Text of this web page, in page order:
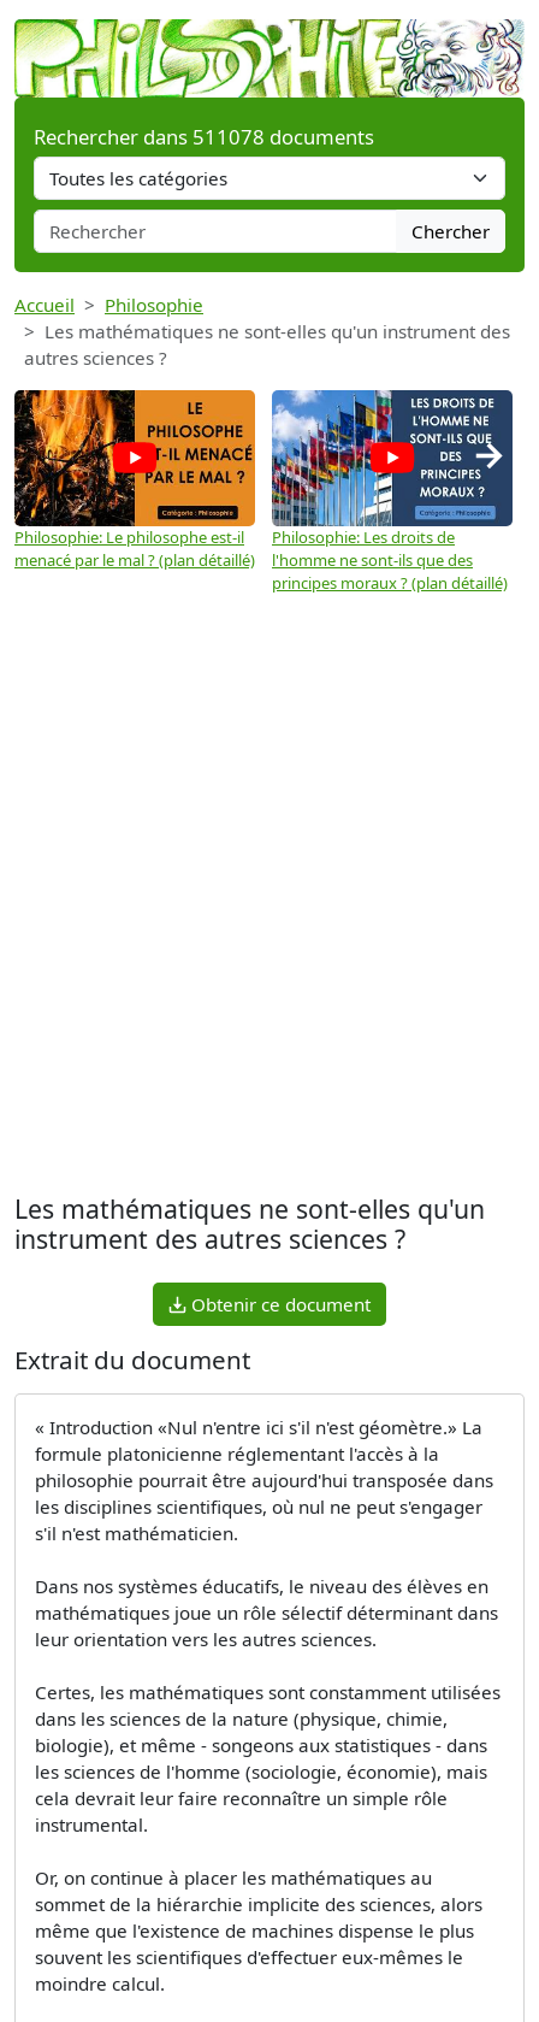
Rechercher dans 511078 documents
Chercher
Accueil
Philosophie
Les mathématiques ne sont-elles qu'un instrument des
autres sciences ?
Philosophie: Le philosophe est-il
menacé par le mal ? (plan détaillé)
Philosophie: Les droits de
l'homme ne sont-ils que des
principes moraux ? (plan détaillé)
→
Les mathématiques ne sont-elles qu'un
instrument des autres sciences ?
Obtenir ce document
Extrait du document
« Introduction «Nul n'entre ici s'il n'est géomètre.» La
formule platonicienne réglementant l'accès à la
philosophie pourrait être aujourd'hui transposée dans
les disciplines scientifiques, où nul ne peut s'engager
s'il n'est mathématicien.
Dans nos systèmes éducatifs, le niveau des élèves en
mathématiques joue un rôle sélectif déterminant dans
leur orientation vers les autres sciences.
Certes, les mathématiques sont constamment utilisées
dans les sciences de la nature (physique, chimie,
biologie), et même - songeons aux statistiques - dans
les sciences de l'homme (sociologie, économie), mais
cela devrait leur faire reconnaître un simple rôle
instrumental.
Or, on continue à placer les mathématiques au
sommet de la hiérarchie implicite des sciences, alors
même que l'existence de machines dispense le plus
souvent les scientifiques d'effectuer eux-mêmes le
moindre calcul.